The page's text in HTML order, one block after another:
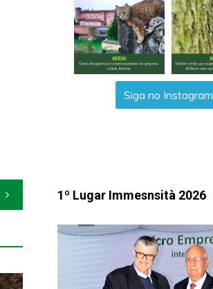
Siga no Instagram
1º Lugar Immesnsità 2026